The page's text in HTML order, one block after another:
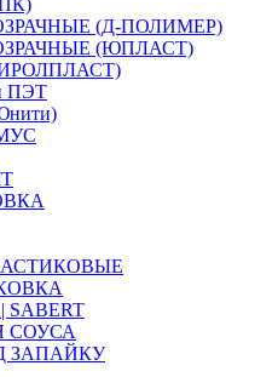
(Д-ПОЛИМЕР)
(ЮПЛАСТ)
ПЭТ
SABERT
СОУСА
ЗАПАЙКУ